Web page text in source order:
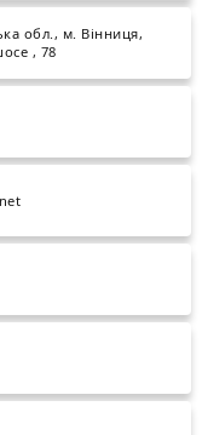
обл., м. Вінниця,
, 78